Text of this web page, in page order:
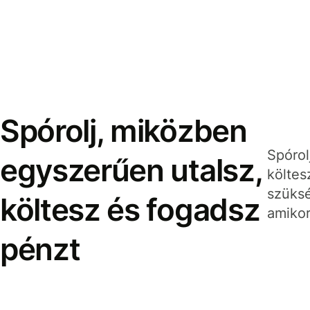
Spórolj, miközben
egyszerűen utalsz,
költesz és fogadsz
pénzt